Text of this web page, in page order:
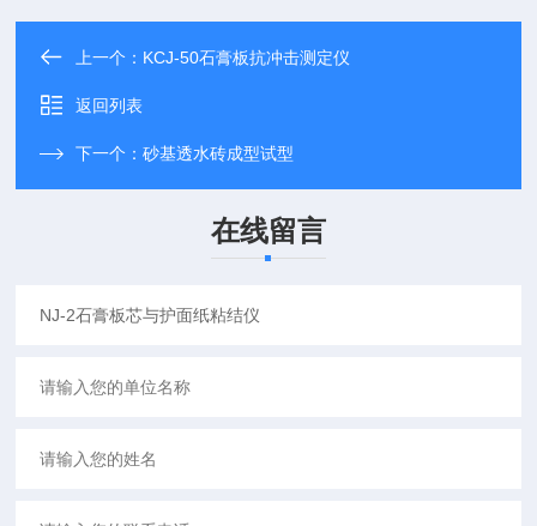
上一个： KCJ-50石膏板抗冲击测定仪
返回列表
下一个：砂基透水砖成型试型
在线留言